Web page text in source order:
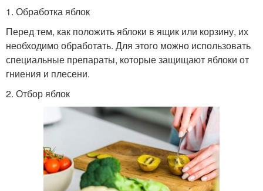
1. Обработка яблок
Перед тем, как положить яблоки в ящик или корзину, их
необходимо обработать. Для этого можно использовать
специальные препараты, которые защищают яблоки от
гниения и плесени.
2. Отбор яблок